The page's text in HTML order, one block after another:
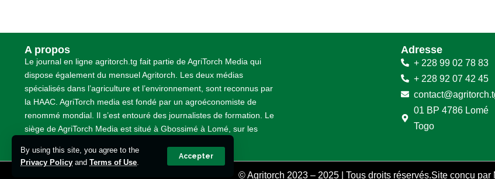
By using this site, you agree to the
Privacy Policy and Terms of Use.
Accepter
A propos
Le journal en ligne agritorch.tg fait partie de AgriTorch Media qui
dispose également du mensuel Agritorch. Les deux médias
spécialisés dans l’agriculture et l’environnement, sont reconnus par
la HAAC. AgriTorch media est fondé par un agroéconomiste de
renommé mondial. Il s’est entouré des journalistes de formation. Le
siège de AgriTorch Media est situé à Gbossimé à Lomé, sur les
Adresse
+ 228 99 02 78 83
+ 228 92 07 42 45
01 BP 4786 Lomé
Togo
© Agritorch 2023 – 2025 | Tous droits réservés.Site conçu par